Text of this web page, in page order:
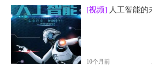
[视频]人工智能的
10个月前